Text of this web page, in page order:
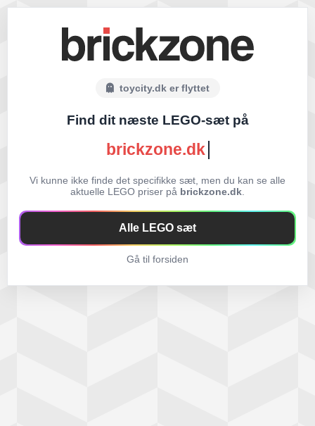
toycity.dk er flyttet
Find dit næste LEGO-sæt på
brickzone.dk
Vi kunne ikke finde det specifikke sæt, men du kan se alle
aktuelle LEGO priser på brickzone.dk
Alle LEGO sæt
Gå til forsiden